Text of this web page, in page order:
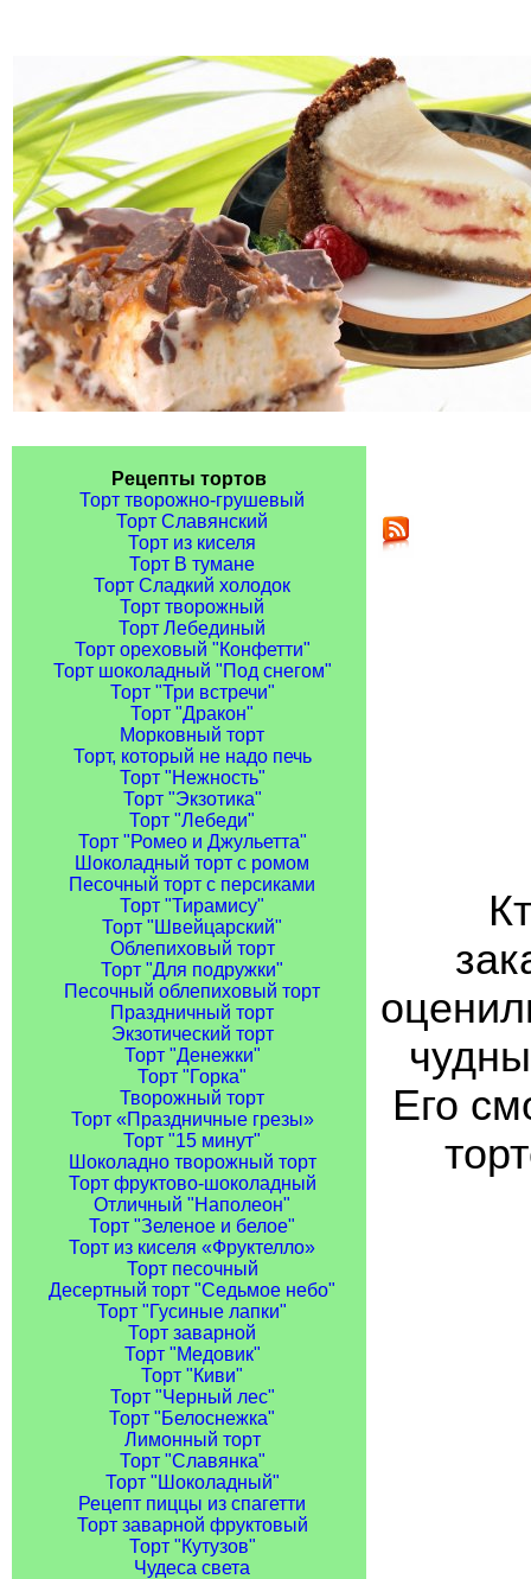
Рецепты тортов
Торт творожно-грушевый
Торт Славянский
Торт из киселя
Торт В тумане
Торт Сладкий холодок
Торт творожный
Торт Лебединый
Торт ореховый "Конфетти"
Торт шоколадный "Под снегом"
Торт "Три встречи"
Торт "Дракон"
Морковный торт
Торт, который не надо печь
Торт "Нежность"
Торт "Экзотика"
Торт "Лебеди"
Торт "Ромео и Джульетта"
Шоколадный торт с ромом
Песочный торт с персиками
Торт "Тирамису"
Торт "Швейцарский"
Облепиховый торт
Торт "Для подружки"
Песочный облепиховый торт
Праздничный торт
Экзотический торт
Торт "Денежки"
Торт "Горка"
Творожный торт
Торт «Праздничные грезы»
Торт "15 минут"
Шоколадно творожный торт
Торт фруктово-шоколадный
Отличный "Наполеон"
Торт "Зеленое и белое"
Торт из киселя «Фруктелло»
Торт песочный
Десертный торт "Седьмое небо"
Торт "Гусиные лапки"
Торт заварной
Торт "Медовик"
Торт "Киви"
Торт "Черный лес"
Торт "Белоснежка"
Лимонный торт
Торт "Славянка"
Торт "Шоколадный"
Рецепт пиццы из спагетти
Торт заварной фруктовый
Торт "Кутузов"
Чудеса света
Его